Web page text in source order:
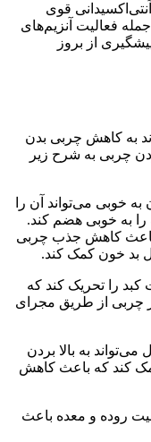
قوی
فعالیت آنزیم‌های
از بروز
به کاهش چربی بدن
چربی به شرح زیر
خوبی می‌تواند آن را
را به خوبی هضم کند.
کاهش جذب چربی
بد خون کمک کند.
کبد را تحریک کند که
چربی از طریق مجرای
به بالا بردن
کند که باعث کاهش
روده و معده باعث